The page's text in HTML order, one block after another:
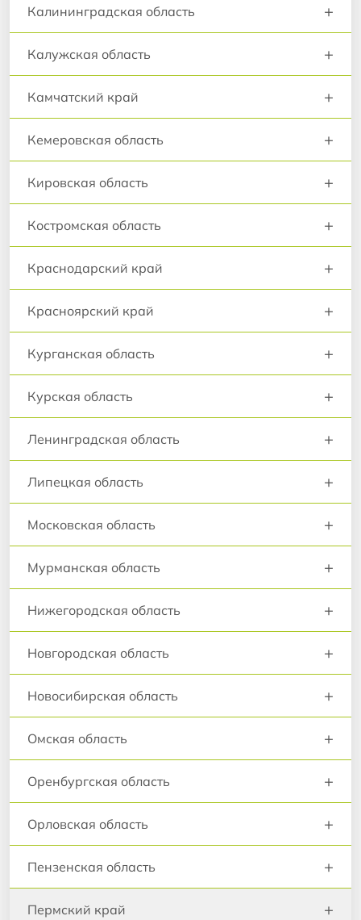
Калининградская область +
Калужская область +
Камчатский край +
Кемеровская область +
Кировская область +
Костромская область +
Краснодарский край +
Красноярский край +
Курганская область +
Курская область +
Ленинградская область +
Липецкая область +
Московская область +
Мурманская область +
Нижегородская область +
Новгородская область +
Новосибирская область +
Омская область +
Оренбургская область +
Орловская область +
Пензенская область +
Пермский край +